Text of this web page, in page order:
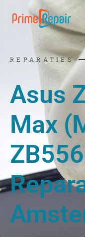
naar
REPARATIES
Asus
Max